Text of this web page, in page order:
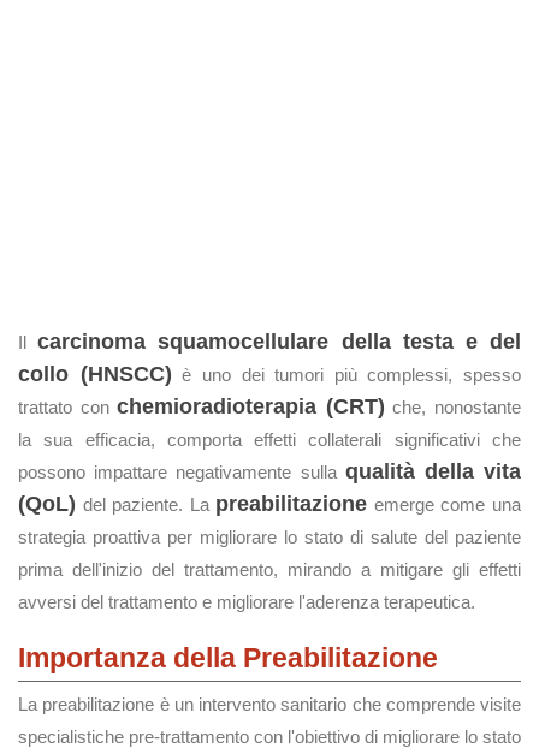
Ilcarcinoma squamocellulare della testa e del
collo (HNSCC) è uno dei tumori più complessi, spesso
trattato conchemioradioterapia (CRT) che, nonostante
la sua efficacia, comporta effetti collaterali significativi che
possono impattare negativamente sulla qualità della vita
(QoL) del paziente. La preabilitazione emerge come una
strategia proattiva per migliorare lo stato di salute del paziente
prima dell'inizio del trattamento, mirando a mitigare gli effetti
avversi del trattamento e migliorare l'aderenza terapeutica.
Importanza della Preabilitazione
La preabilitazione è un intervento sanitario che comprende visite
specialistiche pre-trattamento con l'obiettivo di migliorare lo stato